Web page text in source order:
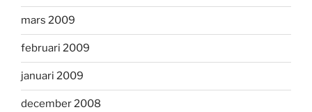
mars 2009
februari 2009
januari 2009
december 2008